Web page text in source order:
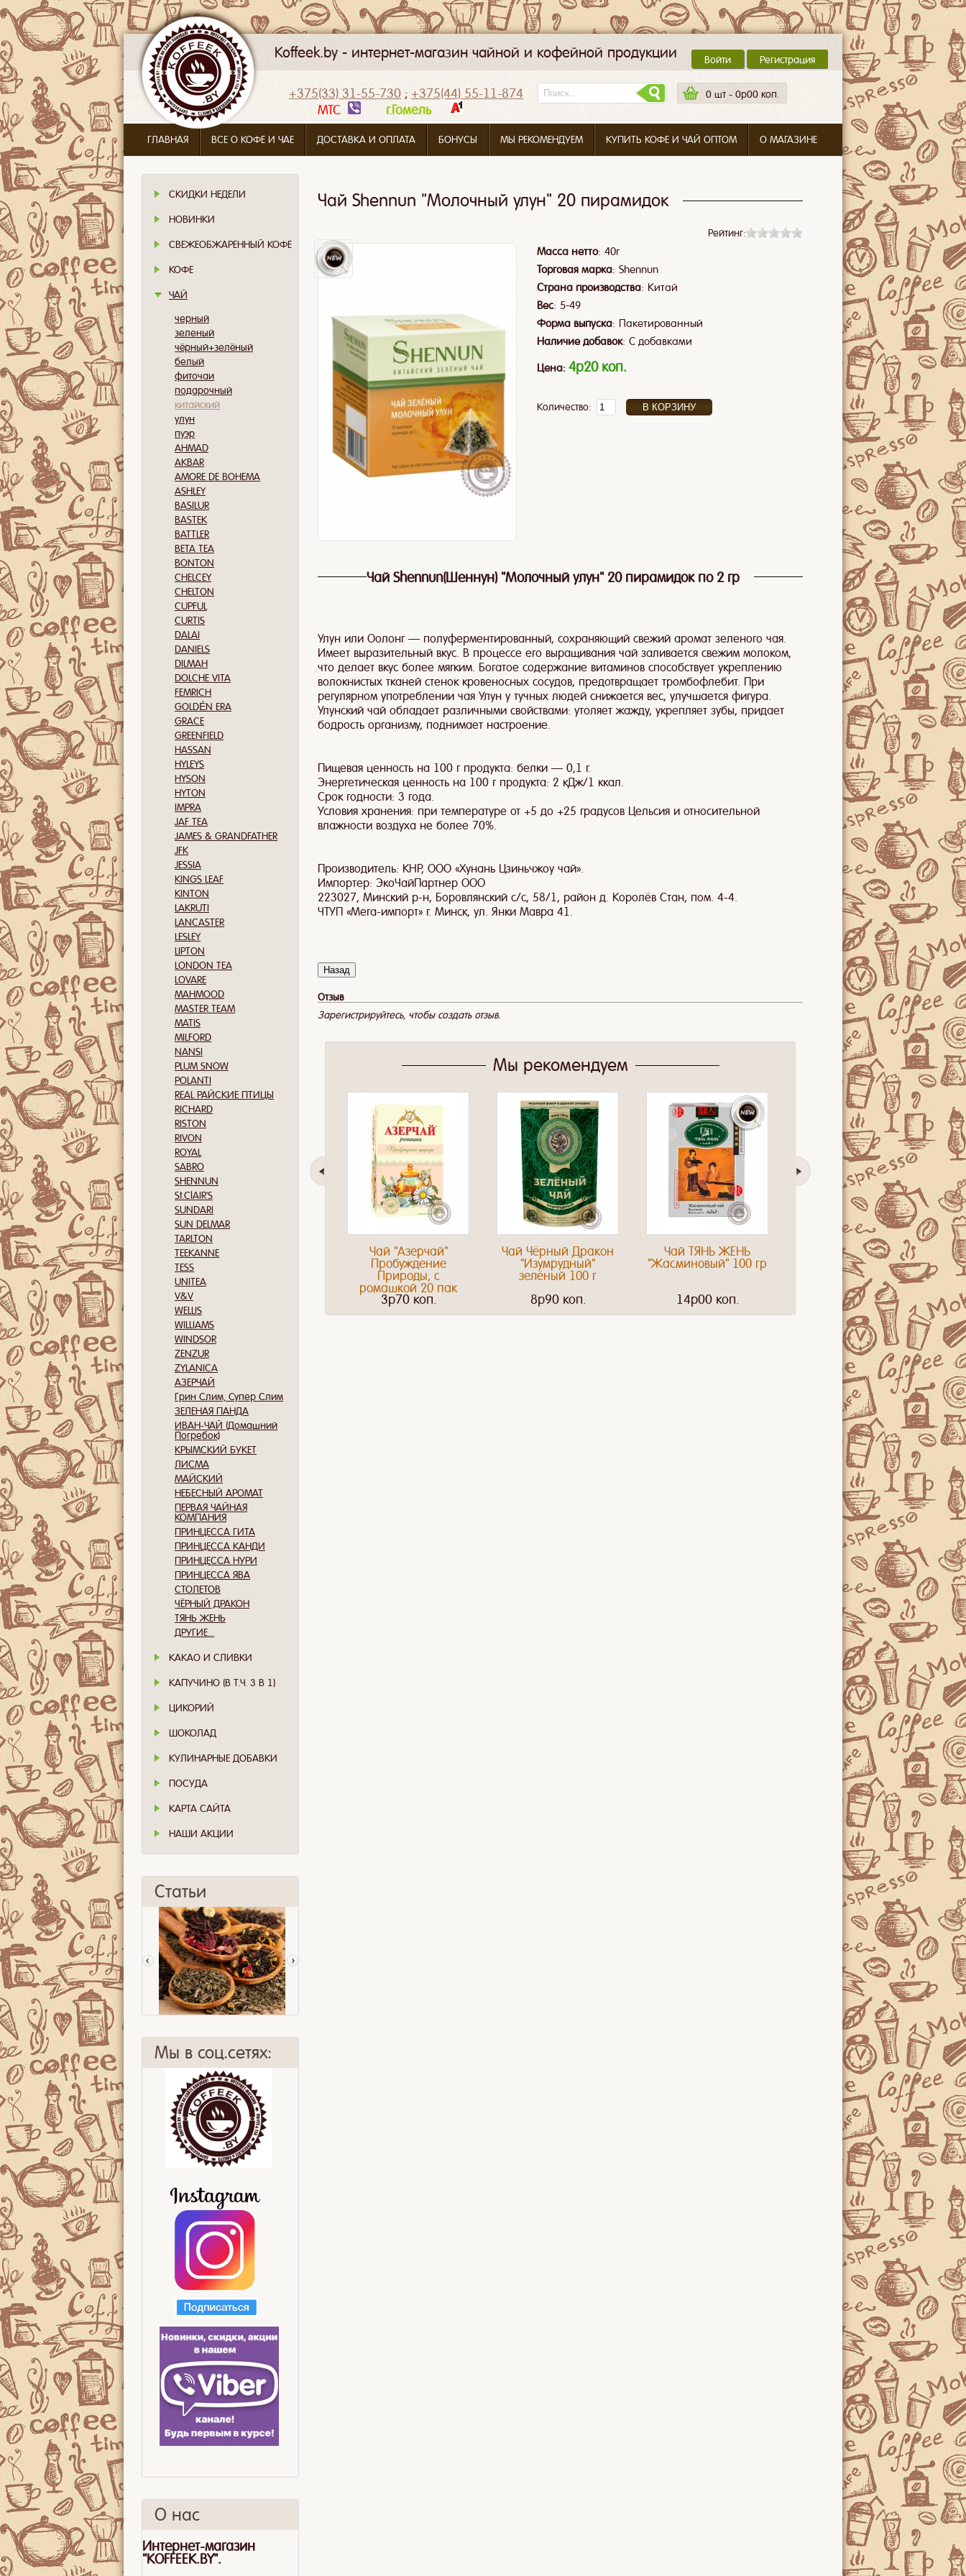
Koffeek.by - интернет-магазин чайной и кофейной продукции Войти Регистрация
+375(33) 31-55-730 ; +375(44) 55-11-874
МТС
г.Гомель
0 шт - 0p00 коп.
ГЛАВНАЯ ВСЕ О КОФЕ И ЧАЕ ДОСТАВКА И ОПЛАТА БОНУСЫ МЫ РЕКОМЕНДУЕМ КУПИТЬ КОФЕ И ЧАЙ ОПТОМ О МАГАЗИНЕ
СКИДКИ НЕДЕЛИ
НОВИНКИ
СВЕЖЕОБЖАРЕННЫЙ КОФЕ
КОФЕ
ЧАЙ
черный
зеленый
чёрный+зелёный
белый
фиточаи
подарочный
китайский
улун
пуэр
AHMAD
AKBAR
AMORE DE BOHEMA
ASHLEY
BASILUR
BASTEK
BATTLER
BETA TEA
BONTON
CHELCEY
CHELTON
CUPFUL
CURTIS
DALAI
DANIELS
DILMAH
DOLCHE VITA
FEMRICH
GOLDÉN ERA
GRACE
GREENFIELD
HASSAN
HYLEYS
HYSON
HYTON
IMPRA
JAF TEA
JAMES & GRANDFATHER
JFK
JESSIA
KINGS LEAF
KINTON
LAKRUTI
LANCASTER
LESLEY
LIPTON
LONDON TEA
LOVARE
MAHMOOD
MASTER TEAM
MATIS
MILFORD
NANSI
PLUM SNOW
POLANTI
REAL РАЙСКИЕ ПТИЦЫ
RICHARD
RISTON
RIVON
ROYAL
SABRO
SHENNUN
St.ClAIR'S
SUNDARI
SUN DELMAR
TARLTON
TEEKANNE
TESS
UNITEA
V&V
WELLIS
WILLIAMS
WINDSOR
ZENZUR
ZYLANICA
АЗЕРЧАЙ
Грин Слим, Супер Слим
ЗЕЛЕНАЯ ПАНДА
ИВАН-ЧАЙ (Домашний
Погребок)
КРЫМСКИЙ БУКЕТ
ЛИСМА
МАЙСКИЙ
НЕБЕСНЫЙ АРОМАТ
ПЕРВАЯ ЧАЙНАЯ
КОМПАНИЯ
ПРИНЦЕССА ГИТА
ПРИНЦЕССА КАНДИ
ПРИНЦЕССА НУРИ
ПРИНЦЕССА ЯВА
СТОЛЕТОВ
ЧЁРНЫЙ ДРАКОН
ТЯНЬ ЖЕНЬ
ДРУГИЕ...
КАКАО И СЛИВКИ
КАПУЧИНО (В Т.Ч. 3 В 1)
ЦИКОРИЙ
ШОКОЛАД
КУЛИНАРНЫЕ ДОБАВКИ
ПОСУДА
КАРТА САЙТА
НАШИ АКЦИИ
Статьи
Худеем с чаем Мята
Мы в соц.сетях:
О нас
Интернет-магазин
"KOFFEEK.BY".
Чай Shennun "Молочный улун" 20 пирамидок
Рейтинг:
Масса нетто: 40г
Торговая марка: Shennun
Страна производства: Китай
Вес: 5-49
Форма выпуска: Пакетированный
Наличие добавок: С добавками
Цена: 4p20 коп.
Количество:
Чай Shennun(Шеннун) "Молочный улун" 20 пирамидок по 2 гр
Улун или Оолонг — полуферментированный, сохраняющий свежий аромат зеленого чая.
Имеет выразительный вкус. В процессе его выращивания чай заливается свежим молоком,
что делает вкус более мягким. Богатое содержание витаминов способствует укреплению
волокнистых тканей стенок кровеносных сосудов, предотвращает тромбофлебит. При
регулярном употреблении чая Улун у тучных людей снижается вес, улучшается фигура.
Улунский чай обладает различными свойствами: утоляет жажду, укрепляет зубы, придает
бодрость организму, поднимает настроение.
Пищевая ценность на 100 г продукта: белки — 0,1 г.
Энергетическая ценность на 100 г продукта: 2 кДж/1 ккал.
Срок годности: 3 года.
Условия хранения: при температуре от +5 до +25 градусов Цельсия и относительной
влажности воздуха не более 70%.
Производитель: KНР, ООО «Хунань Цзиньчжоу чай».
Импортер: ЭкоЧайПартнер ООО
223027, Минский р-н, Боровлянский с/с, 58/1, район д. Королёв Стан, пом. 4-4.
ЧТУП «Мега-импорт» г. Минск, ул. Янки Мавра 41.
Отзыв
Зарегистрируйтесь, чтобы создать отзыв.
Мы рекомендуем
Чай "Азерчай"
Пробуждение
Природы, с
ромашкой 20 пак
3p70 коп.
Чай Чёрный Дракон
"Изумрудный"
зелёный 100 г
8p90 коп.
Чай ТЯНЬ ЖЕНЬ
"Жасминовый" 100 гр
14p00 коп.
Чай FEMRICH "Super
Pekoe" 100г черный
среднелистовой
16p50 коп.